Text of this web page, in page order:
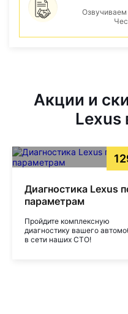
Озвучиваем
Акции и
Lexus
Диагностика Lexus
параметрам
Пройдите комплексную
диагностику вашего
в сети наших СТО!